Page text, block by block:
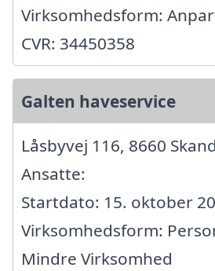
Virksomhedsform:
CVR: 34450358
Galten haveservice
Låsbyvej 116, 8660
Ansatte:
Startdato: 15. oktober
Virksomhedsform:
Mindre Virksomhed